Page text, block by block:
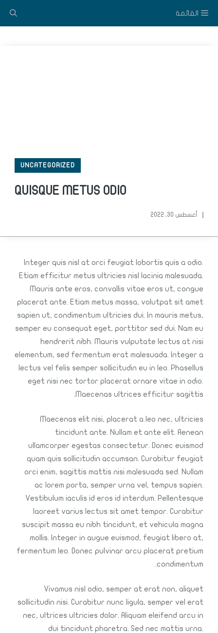
القائمة
UNCATEGORIZED
QUISQUE METUS ODIO
أغسطس 30, 2022
Integer quis nisl at orci feugiat lobortis quis a odio.
Etiam efficitur metus ultricies nisl lacinia malesuada.
Mauris ante eros, convallis vitae eros ut, congue
placerat ante. Etiam metus massa, volutpat sit amet
sapien ut, condimentum ultricies dui. In mauris metus,
semper eu consequat eget, porttitor sed dui. Nam eu
hendrerit nibh. Mauris vulputate lectus at nisi
elementum, sed fermentum erat malesuada. Integer a
lectus vel felis semper sollicitudin eu in leo. Phasellus
eget nisi nec tortor placerat ornare vitae in odio.
Maecenas ultrices efficitur sagittis.
Maecenas elit nisi, placerat a leo nec, ultricies
tincidunt ante. Nullam et ante elit. Aenean
ullamcorper egestas consectetur. Donec euismod
quam quis sollicitudin accumsan. Curabitur feugiat
orci enim, sagittis mattis nisi malesuada sed. Nullam
ac lorem porta, semper urna vel, tempus sapien.
Vestibulum iaculis id eros id interdum. Pellentesque
laoreet varius lectus sit amet tempor. Curabitur
suscipit massa eu nibh tincidunt, et vehicula magna
mollis. Integer in augue euismod, feugiat libero at,
fermentum leo. Donec pulvinar arcu placerat pretium
condimentum.
Vivamus nisl odio, semper at erat non, aliquet
sollicitudin nisi. Curabitur nunc ligula, semper vel erat
nec, ultrices ultricies dolor. Aliquam eleifend arcu in
dui tincidunt pharetra. Sed nec mattis urna.